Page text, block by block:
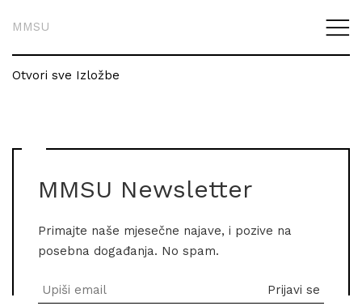
MMSU
Otvori sve Izložbe
MMSU Newsletter
Primajte naše mjesečne najave, i pozive na
posebna događanja. No spam.